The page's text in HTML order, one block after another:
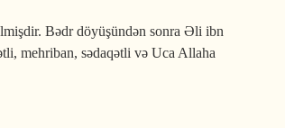
Bədr döyüşündən sonra Əli ibn
mehriban, sədaqətli və Uca Allaha